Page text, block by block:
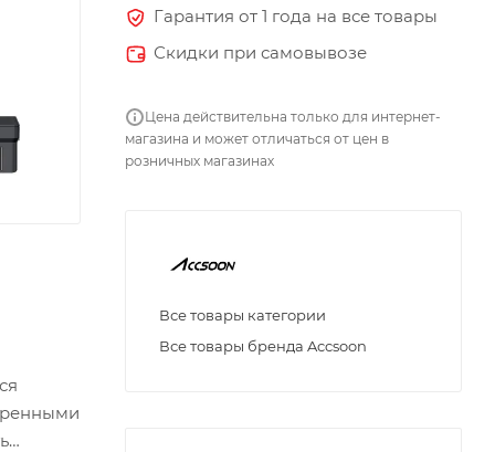
Гарантия от 1 года на все товары
Скидки при самовывозе
Цена действительна только для интернет-
магазина и может отличаться от цен в
розничных магазинах
Все товары категории
Все товары бренда Accsoon